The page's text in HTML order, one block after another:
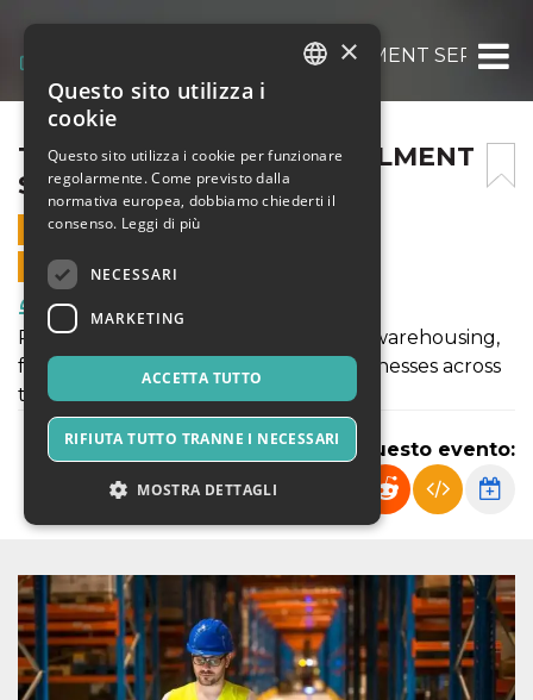
TEXAS LOGISTIC & FULFILLMENT SERVICES
TEXAS LOGISTIC & FULFILLMENT
SERVICES
14 LUGLIO 2025 - 06:15
VENDITE ONLINE TERMINATE
Food & Beverages
Reliable 3PL in Texas offering expert warehousing,
fulfillment & on-time delivery for businesses across
the U.S. since 2020.
Condividi questo evento:
×
Questo sito utilizza i
cookie
Questo sito utilizza i cookie per funzionare
regolarmente. Come previsto dalla
normativa europea, dobbiamo chiederti il
consenso. Leggi di più
NECESSARI
MARKETING
ACCETTA TUTTO
RIFIUTA TUTTO TRANNE I NECESSARI
MOSTRA DETTAGLI
Necessari Marketing
I cookie strettamente necessari o tecnici sono
indispensabili al funzionamento del sito. I
servizi qui presenti non potranno funzionare
senza.